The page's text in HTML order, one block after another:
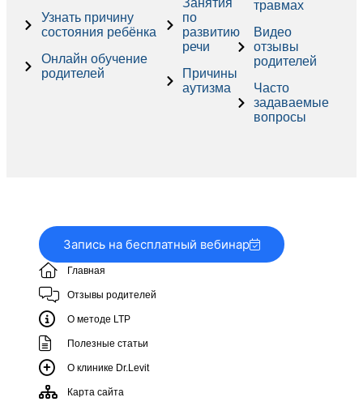
Узнать причину
состояния ребёнка
Онлайн обучение
родителей
Занятия
по
развитию
речи
Причины
аутизма
травмах
Видео
отзывы
родителей
Часто
задаваемые
вопросы
Запись на бесплатный вебинар
Главная
Отзывы родителей
О методе LTP
Полезные статьи
О клинике Dr.Levit
Карта сайта